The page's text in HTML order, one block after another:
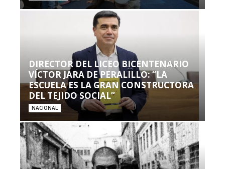
DIRECTOR DEL LICEO BICENTENARIO
VÍCTOR JARA DE PERALILLO: “LA
ESCUELA ES LA GRAN CONSTRUCTORA
DEL TEJIDO SOCIAL”
NACIONAL